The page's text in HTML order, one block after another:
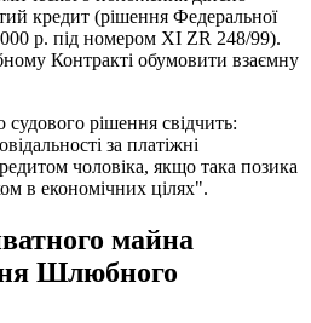
кредит (рішення Федеральної
р. під номером XI ZR 248/99).
Контракті обумовити взаємну
рішення свідчить:
за платіжні
чоловіка, якщо така позика
в економічних цілях".
майна
Шлюбного